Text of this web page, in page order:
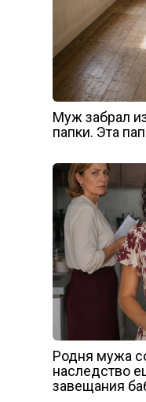
Муж забрал
папки. Эта
Родня мужа
наследство
завещания